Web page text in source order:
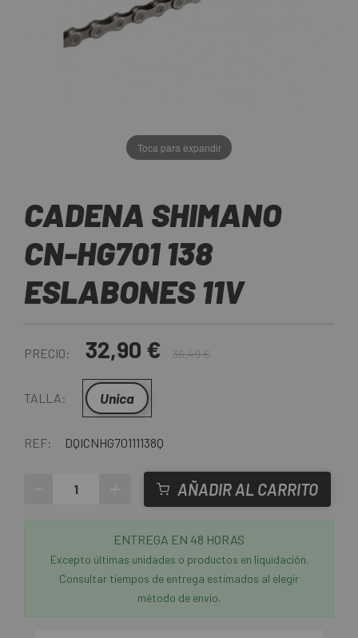
Toca para expandir
CADENA SHIMANO
CN-HG701 138
ESLABONES 11V
PRECIO: 32,90 € 36,49 €
TALLA: Unica
REF: DQICNHG70111138Q
AÑADIR AL CARRITO
ENTREGA EN 48 HORAS
Excepto últimas unidades o productos en liquidación.
Consultar tiempos de entrega estimados al elegir
método de envío.